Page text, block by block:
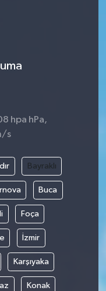
hpa hPa,
s
Bayraklı
Buca
Foça
İzmir
Karşıyaka
Konak